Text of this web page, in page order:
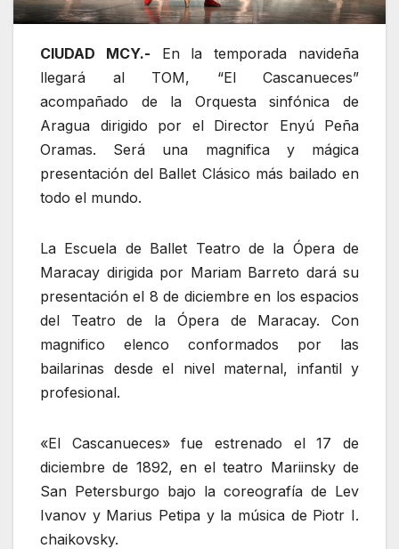
CIUDAD MCY.- En la temporada navideña
llegará al TOM, “El Cascanueces”
acompañado de la Orquesta sinfónica de
Aragua dirigido por el Director Enyú Peña
Oramas. Será una magnifica y mágica
presentación del Ballet Clásico más bailado en
todo el mundo.
La Escuela de Ballet Teatro de la Ópera de
Maracay dirigida por Mariam Barreto dará su
presentación el 8 de diciembre en los espacios
del Teatro de la Ópera de Maracay. Con
magnifico elenco conformados por las
bailarinas desde el nivel maternal, infantil y
profesional.
«El Cascanueces» fue estrenado el 17 de
diciembre de 1892, en el teatro Mariinsky de
San Petersburgo bajo la coreografía de Lev
Ivanov y Marius Petipa y la música de Piotr I.
chaikovsky.